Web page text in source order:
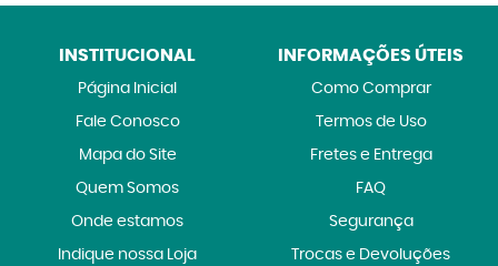
INSTITUCIONAL
Página Inicial
Fale Conosco
Mapa do Site
Quem Somos
Onde estamos
Indique nossa Loja
INFORMAÇÕES ÚTEIS
Como Comprar
Termos de Uso
Fretes e Entrega
FAQ
Segurança
Trocas e Devoluções